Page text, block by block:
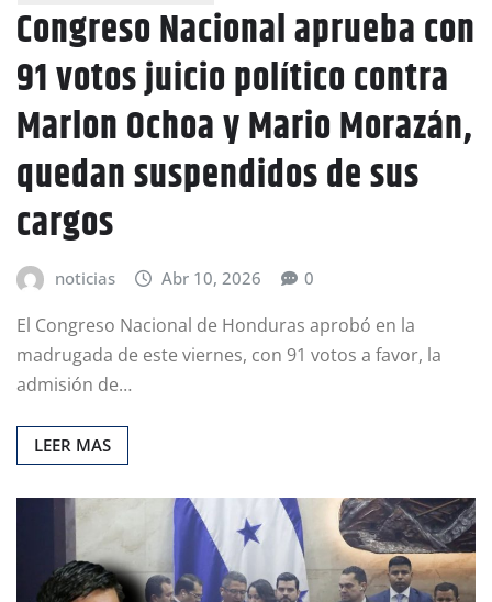
Congreso Nacional aprueba con
91 votos juicio político contra
Marlon Ochoa y Mario Morazán,
quedan suspendidos de sus
cargos
noticias Abr 10, 2026 0
El Congreso Nacional de Honduras aprobó en la
madrugada de este viernes, con 91 votos a favor, la
admisión de…
LEER MAS